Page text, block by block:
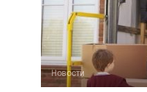
Новости